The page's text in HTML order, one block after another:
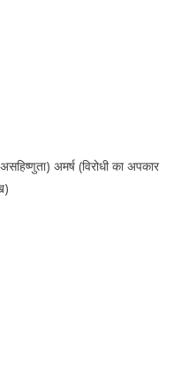
अमर्ष (विरोधी का अपकार